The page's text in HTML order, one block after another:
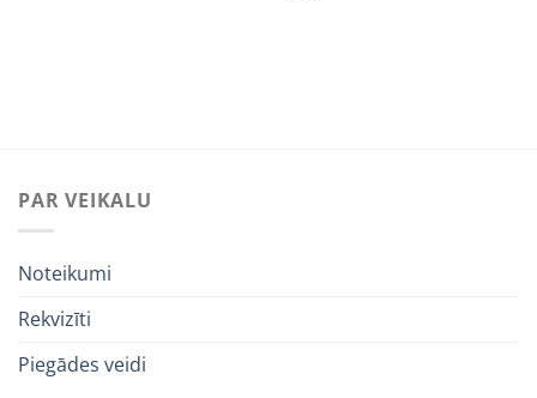
PAR VEIKALU
Noteikumi
Rekvizīti
Piegādes veidi